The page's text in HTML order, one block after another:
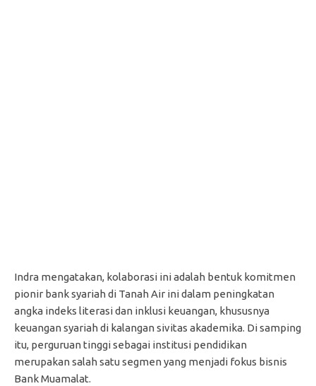
Indra mengatakan, kolaborasi ini adalah bentuk komitmen
pionir bank syariah di Tanah Air ini dalam peningkatan
angka indeks literasi dan inklusi keuangan, khususnya
keuangan syariah di kalangan sivitas akademika. Di samping
itu, perguruan tinggi sebagai institusi pendidikan
merupakan salah satu segmen yang menjadi fokus bisnis
Bank Muamalat.